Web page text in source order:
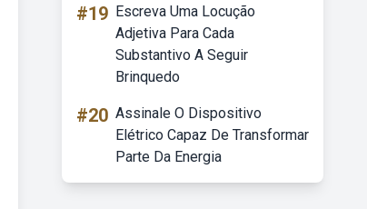
#19 Escreva Uma Locução
Adjetiva Para Cada
Substantivo A Seguir
Brinquedo
#20 Assinale O Dispositivo
Elétrico Capaz De Transformar
Parte Da Energia